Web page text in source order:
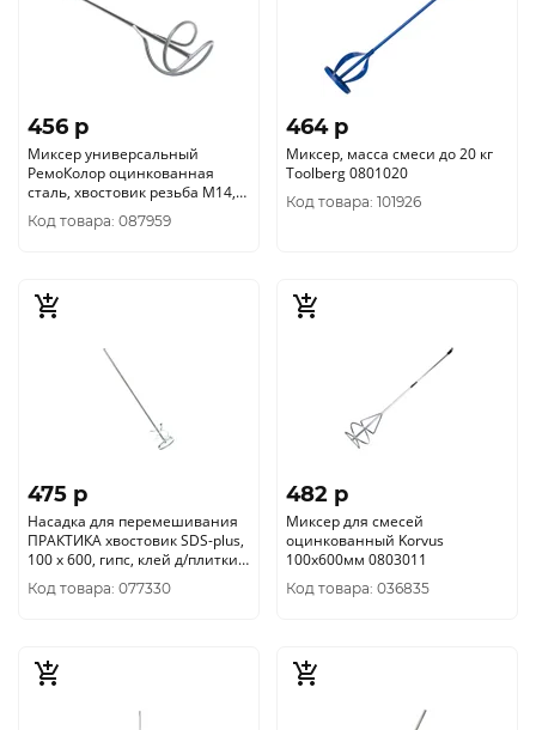
456 p
Миксер универсальный
РемоКолор оцинкованная
сталь, хвостовик резьба М14,
120х590мм, 18-2-212
Код товара: 087959
464 p
Миксер, масса смеси до 20 кг
Toolberg 0801020
Код товара: 101926
475 p
Насадка для перемешивания
ПРАКТИКА хвостовик SDS-plus,
100 х 600, гипс, клей д/плитки
779-578
Код товара: 077330
482 p
Миксер для смесей
оцинкованный Korvus
100х600мм 0803011
Код товара: 036835